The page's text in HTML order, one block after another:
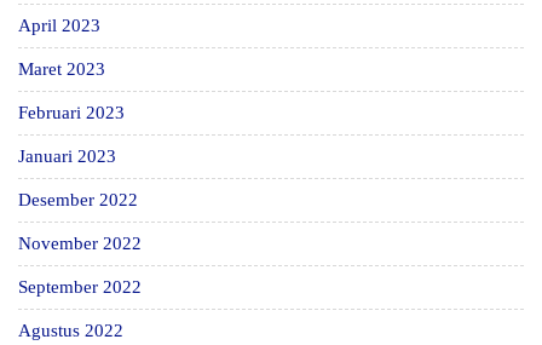
April 2023
Maret 2023
Februari 2023
Januari 2023
Desember 2022
November 2022
September 2022
Agustus 2022